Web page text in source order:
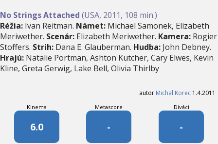
No Strings Attached (USA, 2011, 108 min.)
Réžia: Ivan Reitman. Námet: Michael Samonek, Elizabeth
Meriwether. Scenár: Elizabeth Meriwether. Kamera: Rogier
Stoffers. Strih: Dana E. Glauberman. Hudba: John Debney.
Hrajú: Natalie Portman, Ashton Kutcher, Cary Elwes, Kevin
Kline, Greta Gerwig, Lake Bell, Olivia Thirlby
autor Michal Korec 1.4.2011
Kinema
6.0
Metascore
-
Diváci
-